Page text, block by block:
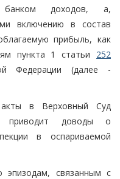
банком доходов, а,
включению в состав
прибыль, как
пункта 1 статьи 252
Федерации (далее -
в Верховный Суд
приводит доводы о
в оспариваемой
связанным с